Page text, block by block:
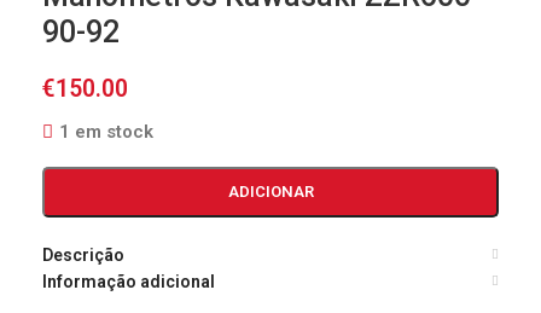
90-92
€150.00
1 em stock
ADICIONAR
Descrição
Informação adicional